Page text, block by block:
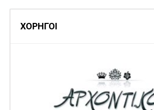
ΧΟΡΗΓΟΙ